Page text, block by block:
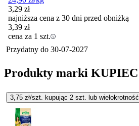
3,29 zł
najniższa cena z 30 dni przed obniżką
3,39 zł
cena za 1 szt.
Przydatny do 30-07-2027
Produkty marki KUPIEC
3,75 zł/szt. kupując 2 szt. lub wielokrotność